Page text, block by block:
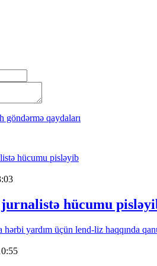
göndərmə qaydaları
hücumu